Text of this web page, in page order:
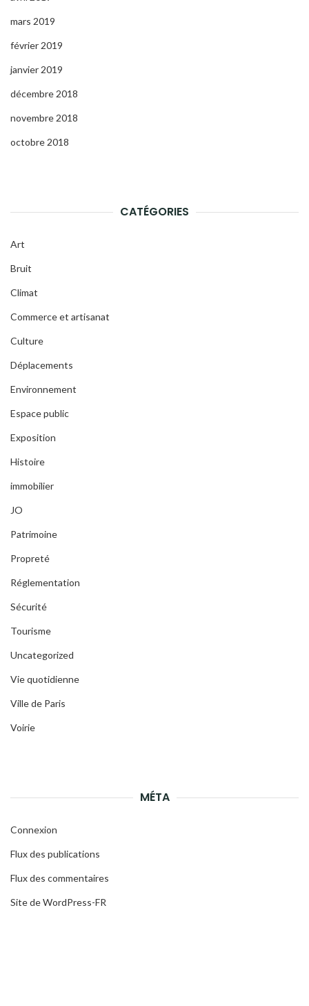
mars 2019
février 2019
janvier 2019
décembre 2018
novembre 2018
octobre 2018
CATÉGORIES
Art
Bruit
Climat
Commerce et artisanat
Culture
Déplacements
Environnement
Espace public
Exposition
Histoire
immobilier
JO
Patrimoine
Propreté
Réglementation
Sécurité
Tourisme
Uncategorized
Vie quotidienne
Ville de Paris
Voirie
MÉTA
Connexion
Flux des publications
Flux des commentaires
Site de WordPress-FR